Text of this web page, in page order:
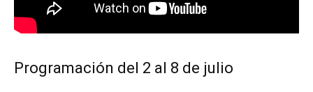
Programación del 2 al 8 de julio